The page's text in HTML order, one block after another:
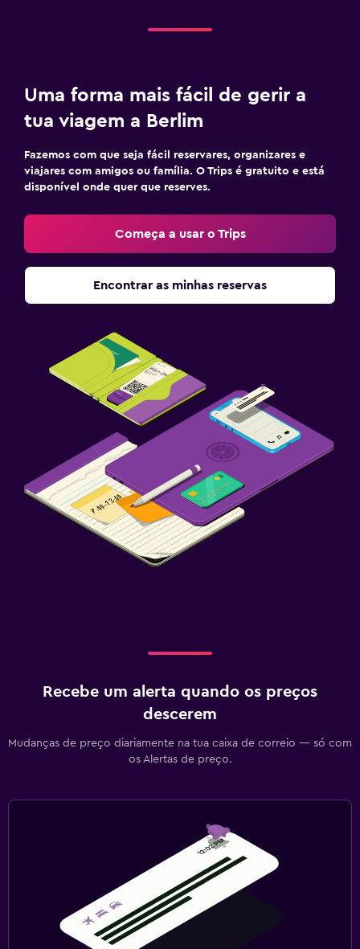
Uma forma mais fácil de gerir a
tua viagem a Berlim
Fazemos com que seja fácil reservares, organizares e
viajares com amigos ou família. O Trips é gratuito e está
disponível onde quer que reserves.
Começa a usar o Trips
Encontrar as minhas reservas
Recebe um alerta quando os preços
descerem
Mudanças de preço diariamente na tua caixa de correio — só com
os Alertas de preço.